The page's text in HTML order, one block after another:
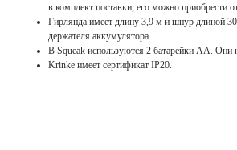
в комплект поставки, его можно приобрести
Гирлянда имеет длину 3,9 м и шнур длиной
держателя аккумулятора.
В Squeak используются 2 батарейки АА. Они
Krinke имеет сертификат IP20.